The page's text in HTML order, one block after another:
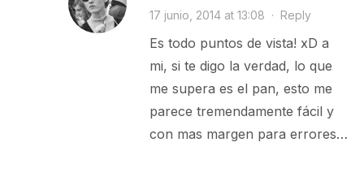
17 junio, 2014 at 13:08 · Reply
Es todo puntos de vista! xD a
mi, si te digo la verdad, lo que
me supera es el pan, esto me
parece tremendamente fácil y
con mas margen para errores…